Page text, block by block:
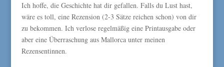
Ich hoffe, die Geschichte hat dir gefallen. Falls du Lust hast,
wäre es toll, eine Rezension (2-3 Sätze reichen schon) von dir
zu bekommen. Ich verlose regelmäßig eine Printausgabe oder
aber eine Überraschung aus Mallorca unter meinen
Rezensentinnen.